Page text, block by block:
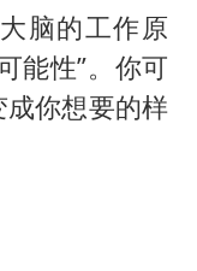
脑的工作原
能性”。你可
你想要的样